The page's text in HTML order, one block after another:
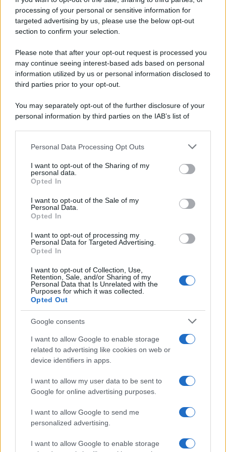
processing of your personal or sensitive information for
targeted advertising by us, please use the below opt-out
section to confirm your selection.
Please note that after your opt-out request is processed you
may continue seeing interest-based ads based on personal
information utilized by us or personal information disclosed to
third parties prior to your opt-out.
You may separately opt-out of the further disclosure of your
personal information by third parties on the IAB’s list of
This information may also be disclosed by us to third parties
disclose it to other third parties.
Please note that this website/app uses one or more Google
services and may gather and store information including but
not limited to your visit or usage behaviour. You may click to
grant or deny consent to Google and its third-party tags to
consent section.
Personal Data Processing Opt Outs
I want to opt-out of the Sharing of my
personal data.
Opted In
I want to opt-out of the Sale of my
Personal Data.
Opted In
I want to opt-out of processing my
Personal Data for Targeted Advertising.
Opted In
I want to opt-out of Collection, Use,
Retention, Sale, and/or Sharing of my
Personal Data that Is Unrelated with the
Purposes for which it was collected.
Opted Out
Google consents
I want to allow Google to enable storage
related to advertising like cookies on web or
device identifiers in apps.
I want to allow my user data to be sent to
Google for online advertising purposes.
I want to allow Google to send me
personalized advertising.
I want to allow Google to enable storage
LEGGI GRATIS IL NOSTRO EBOOK
Categorie
Dizionario dei Sogni – B
Dizionario dei Sogni – C
Dizionario dei Sogni – D
Dizionario dei Sogni – E
Dizionario dei Sogni – F
Dizionario dei Sogni – G
Dizionario dei Sogni – I
Dizionario dei Sogni – J
Dizionario dei Sogni – L
Dizionario dei Sogni – M
Dizionario dei Sogni – N
Dizionario dei Sogni – O
Dizionario dei Sogni – P
Dizionario dei Sogni – R
Dizionario dei Sogni – T
Dizionario dei Sogni – U